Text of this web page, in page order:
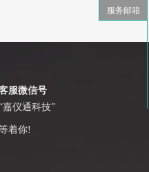
服务邮箱
服微信号
嘉仪通科技”
着你!